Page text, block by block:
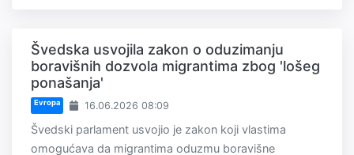
Švedska usvojila zakon o oduzimanju
boravišnih dozvola migrantima zbog 'lošeg
ponašanja'
Evropa 16.06.2026 08:09
Švedski parlament usvojio je zakon koji vlastima
omogućava da migrantima oduzmu boravišne